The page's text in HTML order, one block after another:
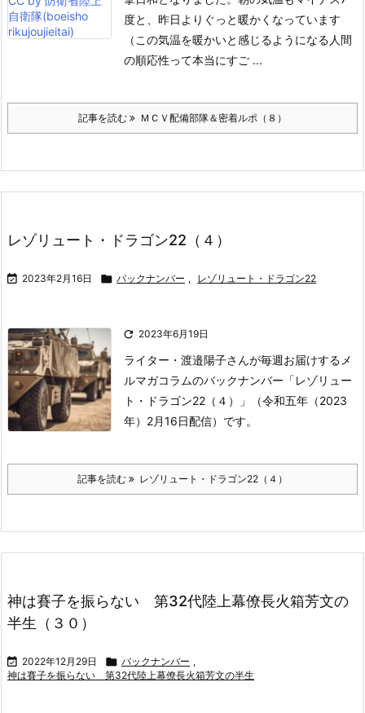
度と、昨日よりぐっと暖かくなっています
（この気温を暖かいと感じるようになる人間
の順応性って本当にすご ...
記事を読む ＭＣＶ配備部隊＆密着ルポ（８）
レゾリュート・ドラゴン22（４）
 2023年2月16日  バックナンバー , レゾリュート・ドラゴン22
 2023年6月19日
ライター・渡邉陽子さんが毎週お届けするメ
ルマガコラムのバックナンバー「レゾリュー
ト・ドラゴン22（４）」（令和五年（2023
年）2月16日配信）です。
記事を読む レゾリュート・ドラゴン22（４）
神は賽子を振らない 第32代陸上幕僚長火箱芳文の
半生（３０）
 2022年12月29日  バックナンバー ,
神は賽子を振らない 第32代陸上幕僚長火箱芳文の半生